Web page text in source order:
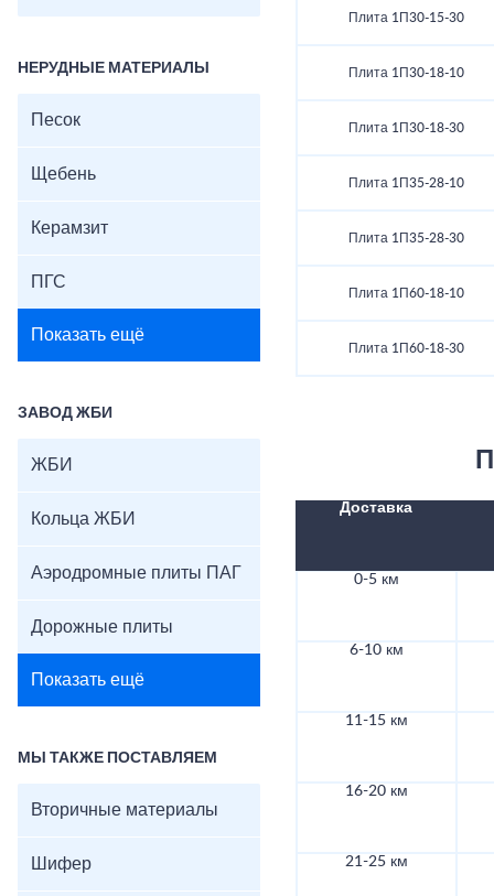
НЕРУДНЫЕ МАТЕРИАЛЫ
Песок
Щебень
Керамзит
ПГС
Показать ещё
ЗАВОД ЖБИ
ЖБИ
Кольца ЖБИ
Аэродромные плиты ПАГ
Дорожные плиты
Показать ещё
МЫ ТАКЖЕ ПОСТАВЛЯЕМ
Вторичные материалы
Шифер
Плита 1П30-15-30
Плита 1П30-18-10
Плита 1П30-18-30
Плита 1П35-28-10
Плита 1П35-28-30
Плита 1П60-18-10
Плита 1П60-18-30
Доставка
0-5 км
6-10 км
11-15 км
16-20 км
21-25 км